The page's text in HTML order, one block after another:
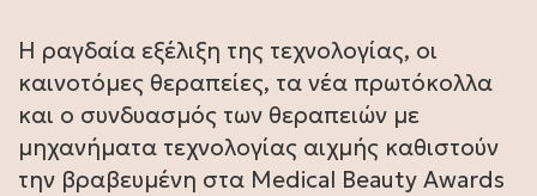
Η ραγδαία εξέλιξη της τεχνολογίας, οι
καινοτόμες θεραπείες, τα νέα πρωτόκολλα
και ο συνδυασμός των θεραπειών με
μηχανήματα τεχνολογίας αιχμής καθιστούν
την βραβευμένη στα Medical Beauty Awards